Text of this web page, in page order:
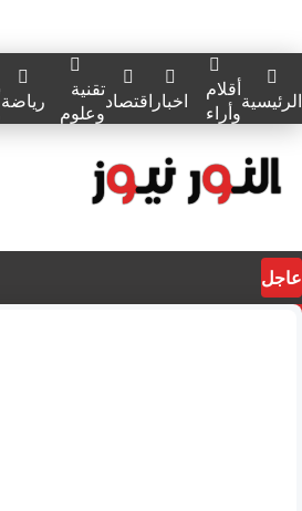
الرئيسيةأقلام
وأراء
اخبار اقتصادتقنية
وعلوم
رياضة
عاجل